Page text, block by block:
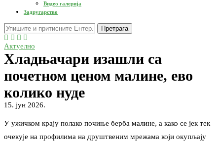
Видео галерија
Задругарство
Претрага
Актуелно
Хладњачари изашли са
почетном ценом малине, ево
колико нуде
15. јун 2026.
У ужичком крају полако почиње берба малине, а како се јек тек
очекује на профилима на друштвеним мрежама који окупљају